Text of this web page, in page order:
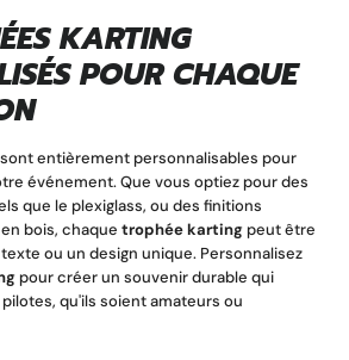
KARTING
POUR CHAQUE
sont entièrement personnalisables pour
événement. Que vous optiez pour des
que le plexiglass, ou des finitions
bois, chaque trophée kartingpeut être
ou un design unique. Personnalisez
pour créer un souvenir durable qui
qu'ils soient amateurs ou